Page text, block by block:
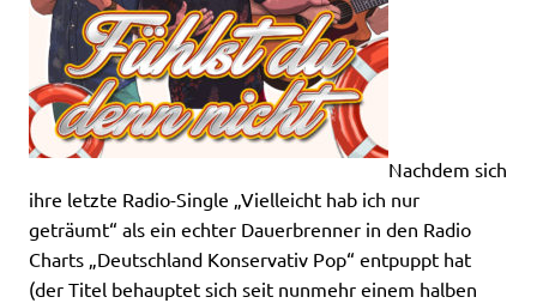
Nachdem sich
ihre letzte Radio-Single „Vielleicht hab ich nur
geträumt“ als ein echter Dauerbrenner in den Radio
Charts „Deutschland Konservativ Pop“ entpuppt hat
(der Titel behauptet sich seit nunmehr einem halben